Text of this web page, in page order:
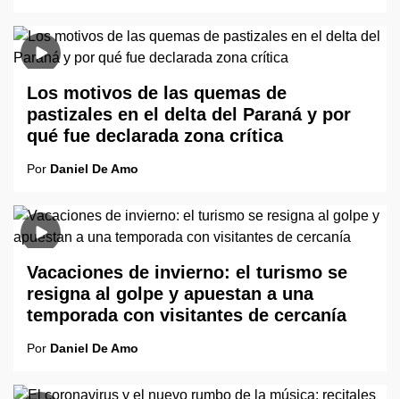
Los motivos de las quemas de
pastizales en el delta del Paraná y por
qué fue declarada zona crítica
Por Daniel De Amo
Vacaciones de invierno: el turismo se
resigna al golpe y apuestan a una
temporada con visitantes de cercanía
Por Daniel De Amo